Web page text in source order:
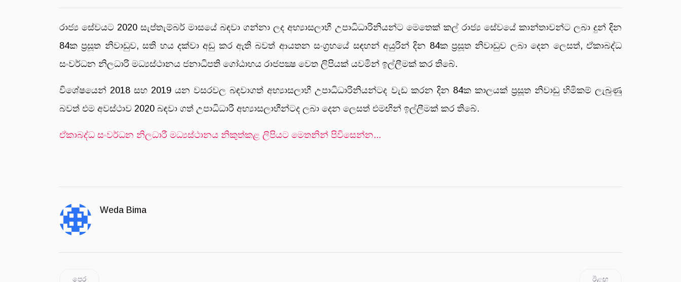
රාජ්‍ය සේවයට 2020 සැප්තැම්බර් මාසයේ බඳවා ගන්නා ලද අභ්‍යාසලාභී උපාධිධාරිනියන්ට මෙතෙක් කල් රාජ්‍ය සේවයේ කාන්තාවන්ට ලබා දුන් දින
84ක ප්‍රසූත නිවාඩුව, සති හය දක්වා අඩු කර ඇති බවත් ආයතන සංග්‍රහයේ සඳහන් අයුරින් දින 84ක ප්‍රසූත නිවාඩුව ලබා දෙන ලෙසත්, ඒකාබද්ධ
සංවර්ධන නිලධාරි මධ්‍යස්ථානය ජනාධිපති ගෝඨාභය රාජපක්‍ෂ වෙත ලිපියක් යවමින් ඉල්ලීමක් කර තිබේ.
විශේෂයෙන් 2018 සහ 2019 යන වසරවල බඳවාගත් අභ්‍යාසලාභී උපාධිධාරිනියන්ටද වැඩ කරන දින 84ක කාලයක් ප්‍රසූත නිවාඩු හිමිකම් ලැබුණු
බවත් එම අවස්ථාව 2020 බඳවා ගත් උපාධිධාරී අභ්‍යාසලාභීන්ටද ලබා දෙන ලෙසත් එමඟින් ඉල්ලීමක් කර තිබේ.
ඒකාබද්ධ සංවර්ධන නිලධාරී මධ්‍යස්ථානය නිකුත්කළ ලිපියට මෙතනින් පිවිසෙන්න...
Weda Bima
පෙර ඊළඟ